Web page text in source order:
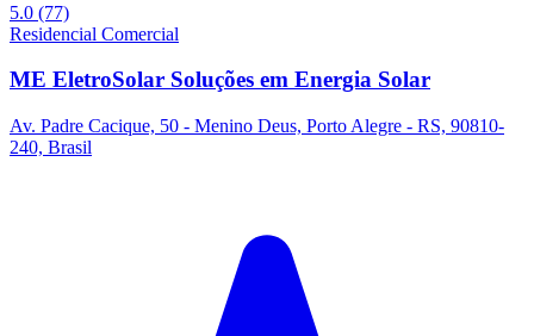
5.0 (77)
Residencial Comercial
ME EletroSolar Soluções em Energia Solar
Av. Padre Cacique, 50 - Menino Deus, Porto Alegre - RS, 90810-
240, Brasil